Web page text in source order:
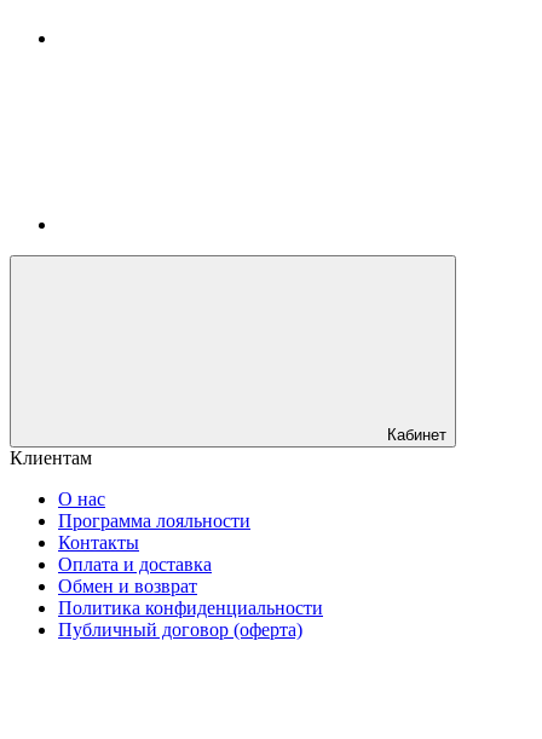
Кабинет
Клиентам
О нас
Программа лояльности
Контакты
Оплата и доставка
Обмен и возврат
Политика конфиденциальности
Публичный договор (оферта)